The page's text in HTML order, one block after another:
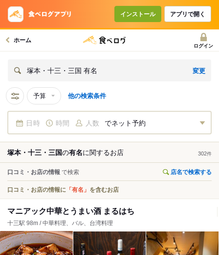
インストール アプリで開く
ホーム
ログイン
塚本・十三・三国 有名 変更
予算 他の検索条件
日時 時間 人数 でネット予約
塚本・十三・三国の有名に関するお店 302件
口コミ・お店の情報 で検索 店名で検索する
口コミ・お店の情報に 「有名」 を含むお店
マニアック中華とうまい酒 まるはち
十三駅 98m / 中華料理、バル、台湾料理